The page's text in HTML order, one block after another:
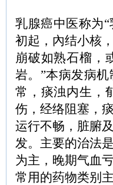
乳腺癌中医称为
初起，內结小核
崩破如熟石榴，
岩。”本病发病
常，痰浊内生，
伤，经络阻塞，
运行不畅，脏腑
发。主要的治法
为主，晚期气血
常用的药物类别